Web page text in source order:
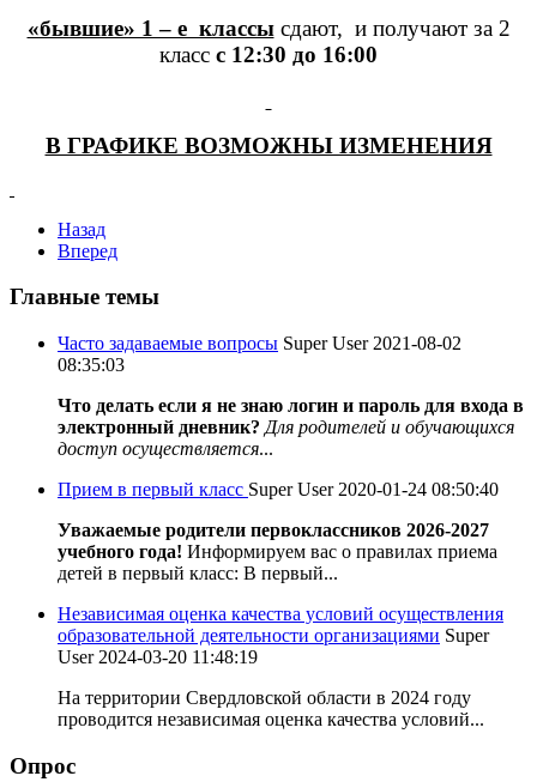
«бывшие» 1 – е классысдают, и получают за 2
класс с 12:30 до 16:00
В ГРАФИКЕ ВОЗМОЖНЫ ИЗМЕНЕНИЯ
Назад
Вперед
Главные темы
Часто задаваемые вопросы Super User 2021-08-02
08:35:03
Что делать если я не знаю логин и пароль для входа в
электронный дневник? Для родителей и обучающихся
доступ осуществляется...
Прием в первый класс Super User 2020-01-24 08:50:40
Уважаемые родители первоклассников 2026-2027
учебного года! Информируем вас о правилах приема
детей в первый класс: В первый...
Независимая оценка качества условий осуществления
образовательной деятельности организациями Super
User 2024-03-20 11:48:19
На территории Свердловской области в 2024 году
проводится независимая оценка качества условий...
Опрос